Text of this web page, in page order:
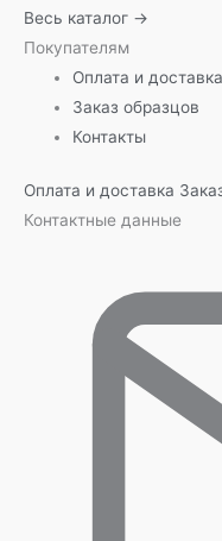
Весь каталог →
Покупателям
Оплата и доставка
Заказ образцов
Контакты
Оплата и доставка
Контактные данные